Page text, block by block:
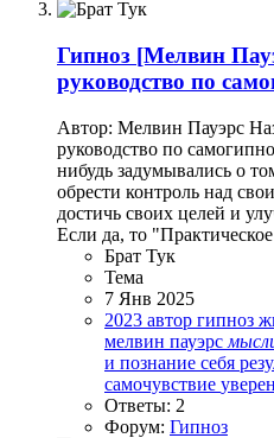
Гипноз [Мелвин
руководство по
Автор: Мелвин Пауэрс
руководство по
нибудь задумывались о
обрести контроль над
достичь своих целей и
Если да, то
Брат Тук
Тема
7 Янв 2025
2023 автор гипноз
мелвин пауэрс
и познание себя
самочувствие
Ответы: 2
Форум: Гипноз